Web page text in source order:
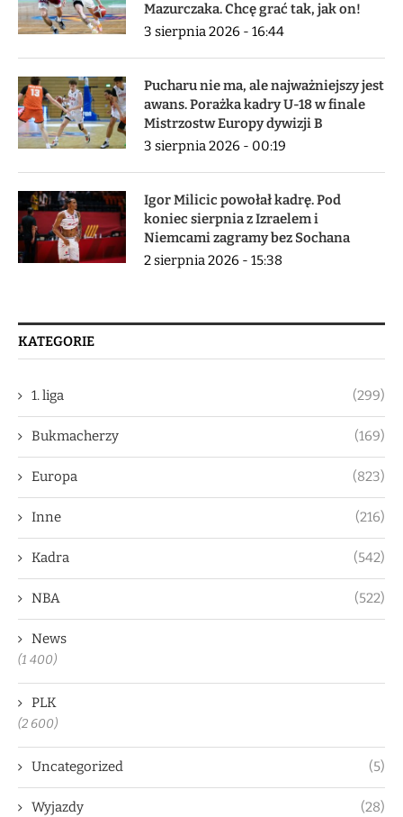
Mazurczaka. Chcę grać tak, jak on!
3 sierpnia 2026 - 16:44
Pucharu nie ma, ale najważniejszy jest
awans. Porażka kadry U-18 w finale
Mistrzostw Europy dywizji B
3 sierpnia 2026 - 00:19
Igor Milicic powołał kadrę. Pod
koniec sierpnia z Izraelem i
Niemcami zagramy bez Sochana
2 sierpnia 2026 - 15:38
KATEGORIE
1. liga (299)
Bukmacherzy (169)
Europa (823)
Inne (216)
Kadra (542)
NBA (522)
News
(1 400)
PLK
(2 600)
Uncategorized (5)
Wyjazdy (28)